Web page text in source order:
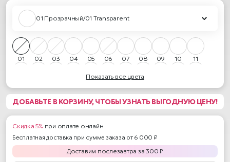
01 Прозрачный/01 Transparent
01 02 03 04 05 06 07 08 09 10 11
25 29
Показать все цвета
ДОБАВЬТЕ В КОРЗИНУ, ЧТОБЫ УЗНАТЬ ВЫГОДНУЮ ЦЕНУ!
Скидка 5% при оплате онлайн
Бесплатная доставка при сумме заказа от 6 000 ₽
Доставим послезавтра за300 ₽